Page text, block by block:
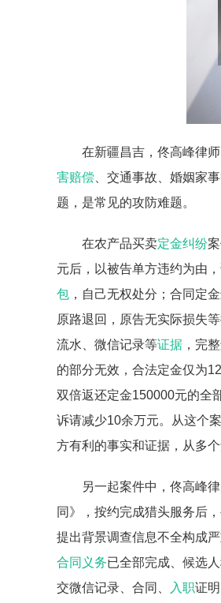
在新疆昌吉，佟高峰律
害赔偿 、交通事故、婚姻家
题，是常见的攻防难题。
在农产品买卖定金纠纷
元后，以被告单方违约为由
包 ，自己无权处分；合同定
原路退回，原告无实际损失
流水、微信记录等证据 ，完
的部分无效，合法定金仅为
双倍返还定金150000元的全
诉请减少10余万元。从这个
方有利的事实和证据，从多个
另一起案件中，佟高峰
同》，按约完成猎头服务后
提出背景调查信息不全构成
合同义务已全部完成、候选
交微信记录、合同、
入职证